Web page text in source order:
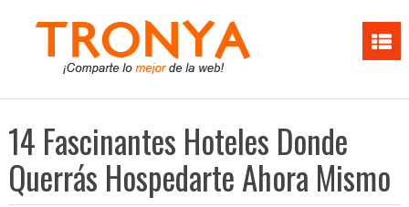
14 Fascinantes Hoteles Donde
Querrás Hospedarte Ahora Mismo